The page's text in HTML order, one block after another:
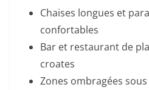
Chaises longues et
confortables
Bar et restaurant de
croates
Zones ombragées